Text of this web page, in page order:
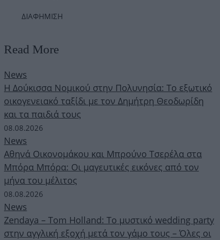
ΔΙΑΦΗΜΙΣΗ
Read More
News
Η Δούκισσα Νομικού στην Πολυνησία: Το εξωτικό
οικογενειακό ταξίδι με τον Δημήτρη Θεοδωρίδη
και τα παιδιά τους
08.08.2026
News
Αθηνά Οικονομάκου και Μπρούνο Τσερέλα στα
Μπόρα Μπόρα: Οι μαγευτικές εικόνες από τον
μήνα του μέλιτος
08.08.2026
News
Zendaya – Tom Holland: Το μυστικό wedding party
στην αγγλική εξοχή μετά τον γάμο τους – Όλες οι